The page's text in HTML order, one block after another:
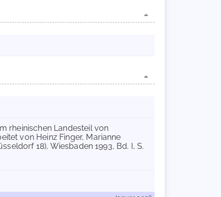
rheinischen Landesteil von
von Heinz Finger, Marianne
18), Wiesbaden 1993, Bd. I, S.